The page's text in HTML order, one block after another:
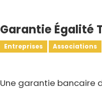
Garantie Égalité
Entreprises Associations
Une garantie bancaire